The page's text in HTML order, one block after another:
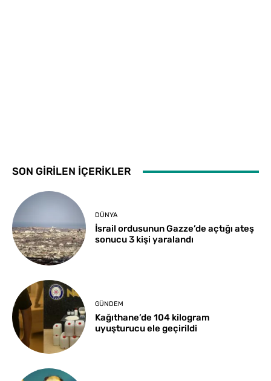
SON GİRİLEN İÇERİKLER
DÜNYA
İsrail ordusunun Gazze’de açtığı ateş
sonucu 3 kişi yaralandı
GÜNDEM
Kağıthane’de 104 kilogram
uyuşturucu ele geçirildi